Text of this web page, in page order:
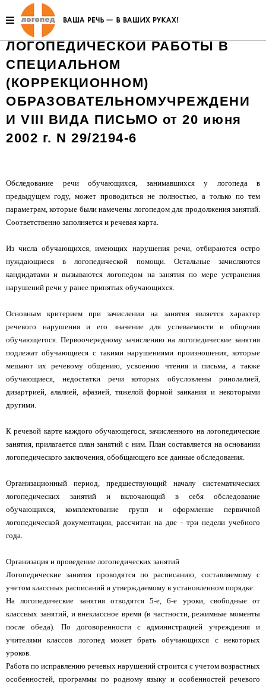
РЕКОМЕНДАЦИИПО
ОРГАНИЗАЦИИ
ЛОГОПЕДИЧЕСКОЙ РАБОТЫ В
СПЕЦИАЛЬНОМ
(КОРРЕКЦИОННОМ)
ОБРАЗОВАТЕЛЬНОМУЧРЕЖДЕНИ
И VIII ВИДА ПИСЬМО от 20 июня
2002 г. N 29/2194-6
Обследование речи обучающихся, занимавшихся у логопеда в
предыдущем году, может проводиться не полностью, а только по тем
параметрам, которые были намечены логопедом для продолжения занятий.
Соответственно заполняется и речевая карта.
Из числа обучающихся, имеющих нарушения речи, отбираются остро
нуждающиеся в логопедической помощи. Остальные зачисляются
кандидатами и вызываются логопедом на занятия по мере устранения
нарушений речи у ранее принятых обучающихся.
Основным критерием при зачислении на занятия является характер
речевого нарушения и его значение для успеваемости и общения
обучающегося. Первоочередному зачислению на логопедические занятия
подлежат обучающиеся с такими нарушениями произношения, которые
мешают их речевому общению, усвоению чтения и письма, а также
обучающиеся, недостатки речи которых обусловлены ринолалией,
дизартрией, алалией, афазией, тяжелой формой заикания и некоторыми
другими.
К речевой карте каждого обучающегося, зачисленного на логопедические
занятия, прилагается план занятий с ним. План составляется на основании
логопедического заключения, обобщающего все данные обследования.
Организационный период, предшествующий началу систематических
логопедических занятий и включающий в себя обследование
обучающихся, комплектование групп и оформление первичной
логопедической документации, рассчитан на две - три недели учебного
года.
Организация и проведение логопедических занятий
Логопедические занятия проводятся по расписанию, составляемому с
учетом классных расписаний и утверждаемому в установленном порядке.
На логопедические занятия отводятся 5-е, 6-е уроки, свободные от
классных занятий, и внеклассное время (в частности, режимные моменты
после обеда). По договоренности с администрацией учреждения и
учителями классов логопед может брать обучающихся с некоторых
уроков.
Работа по исправлению речевых нарушений строится с учетом возрастных
особенностей, программы по родному языку и особенностей речевого